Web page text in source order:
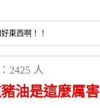
東西啊！！
2425 人
油是這麼厲